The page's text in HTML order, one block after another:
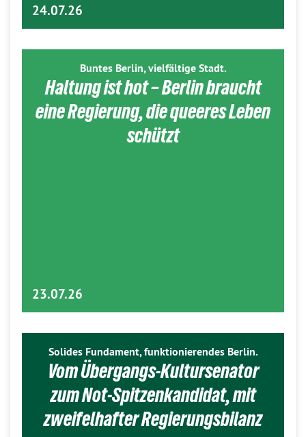
24.07.26
Buntes Berlin, vielfältige Stadt.
Haltung ist hot – Berlin braucht
eine Regierung, die queeres Leben
schützt
23.07.26
Solides Fundament, funktionierendes Berlin.
Vom Übergangs-Kultursenator
zum Not-Spitzenkandidat, mit
zweifelhafter Regierungsbilanz